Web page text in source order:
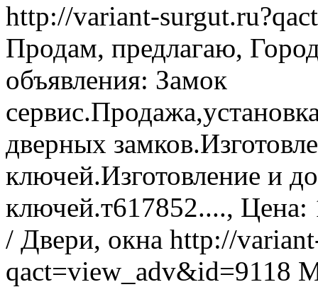
http://variant-
Продам, предлагаю,
объявления: Замок
дверных
ключей.Изготовление и
ключей.т617852...., Цена:
/ Двери, окна http://
qact=view_adv&id=9118